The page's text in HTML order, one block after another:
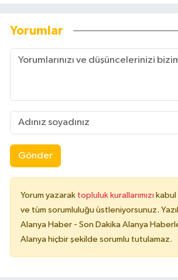
Yorumlar
Gönder
Yorum yazarak topluluk kurallarımızı
ve tüm sorumluluğu üstleniyorsunuz.
Alanya Haber - Son Dakika Alanya
Alanya hiçbir şekilde sorumlu tutulamaz.